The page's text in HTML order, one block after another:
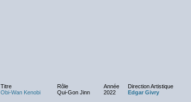
Titre Rôle Année Direction Artistique
Obi-Wan Kenobi Qui-Gon Jinn 2022 Edgar Givry